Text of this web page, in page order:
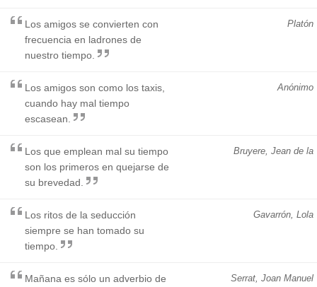
Platón
Los amigos se convierten con
frecuencia en ladrones de
nuestro tiempo.
Anónimo
Los amigos son como los taxis,
cuando hay mal tiempo
escasean.
Bruyere, Jean de la
Los que emplean mal su tiempo
son los primeros en quejarse de
su brevedad.
Gavarrón, Lola
Los ritos de la seducción
siempre se han tomado su
tiempo.
Serrat, Joan Manuel
Mañana es sólo un adverbio de